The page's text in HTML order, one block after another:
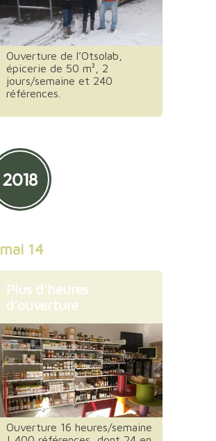
Ouverture de l’Otsolab,
épicerie de 50 m², 2
jours/semaine et 240
références.
2018
mai 14
Plus d’heures
d’ouverture
Ouverture 16 heures/semaine